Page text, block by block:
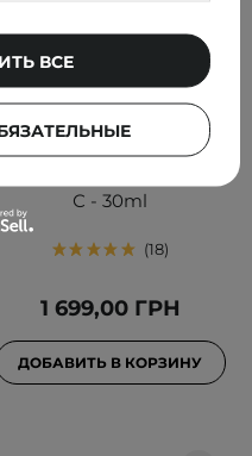
Paula's Choice - Resist -
Anti-Aging Super
Serum -
С - 30ml
18
1 699,00 ГРН
ДОБАВИТЬ В КОРЗИНУ
ВСЕ